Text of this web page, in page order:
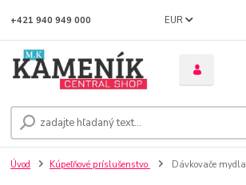
EUR
+421 940 949 000
Úvod Kúpeľňové príslušenstvo Dávkovače mydla